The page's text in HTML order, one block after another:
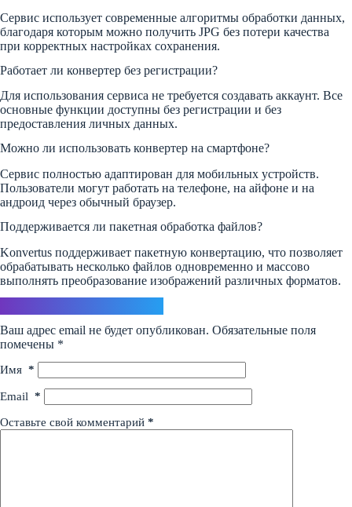
Сервис использует современные алгоритмы обработки данных,
благодаря которым можно получить JPG без потери качества
при корректных настройках сохранения.
Работает ли конвертер без регистрации?
Для использования сервиса не требуется создавать аккаунт. Все
основные функции доступны без регистрации и без
предоставления личных данных.
Можно ли использовать конвертер на смартфоне?
Сервис полностью адаптирован для мобильных устройств.
Пользователи могут работать на телефоне, на айфоне и на
андроид через обычный браузер.
Поддерживается ли пакетная обработка файлов?
Konvertus поддерживает пакетную конвертацию, что позволяет
обрабатывать несколько файлов одновременно и массово
выполнять преобразование изображений различных форматов.
Ваш адрес email не будет опубликован. Обязательные поля
помечены *
Имя *
Email *
Оставьте свой комментарий *